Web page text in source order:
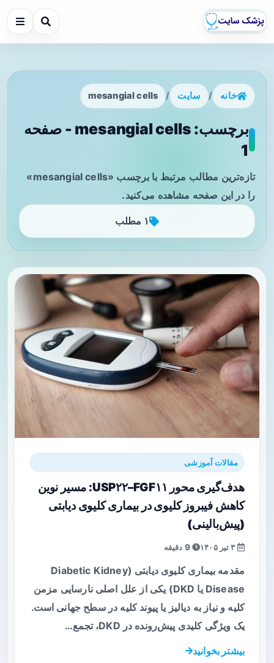
خانه / سایت /
mesangial cells
برچسب: mesangial cells - صفحه
1
تازه‌ترین مطالب مرتبط با برچسب «mesangial cells»
را در این صفحه مشاهده می‌کنید.
۱ مطلب
مقالات آموزشی
هدف‌گیری محور USP۲۲–FGF۱۱: مسیر نوین
کاهش فیبروز کلیوی در بیماری کلیوی دیابتی
(پیش‌بالینی)
9 دقیقه
مقدمه بیماری کلیوی دیابتی (Diabetic Kidney
Disease یا DKD) یکی از علل اصلی نارسایی مزمن
کلیه و نیاز به دیالیز یا پیوند کلیه در سطح جهانی است.
یک ویژگی کلیدی پیش‌رونده در DKD، تجمع…
بیشتر بخوانید